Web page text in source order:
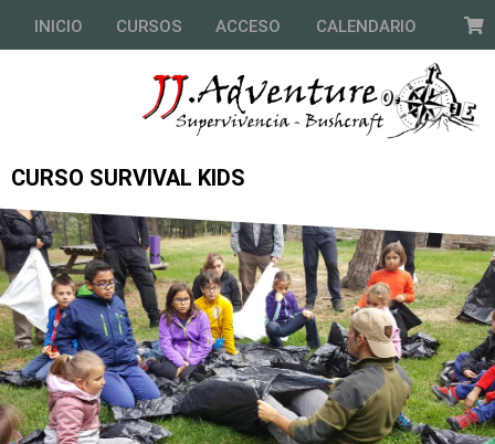
INICIO CURSOS ACCESO CALENDARIO
CURSO SURVIVAL KIDS